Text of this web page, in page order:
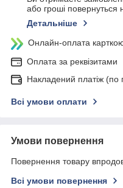
або гроші повернуться
Детальніше
Онлайн-оплата
Оплата за реквізитами
Накладений платіж (по
Всі умови оплати
Умови повернення
Повернення товару
Всі умови повернення